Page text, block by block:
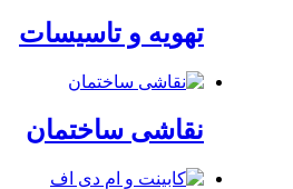
تهویه و تاسیسات
نقاشی ساختمان